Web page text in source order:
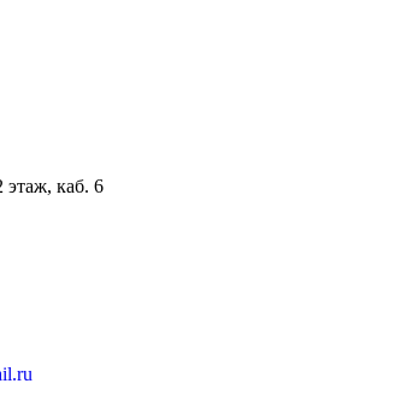
этаж, каб. 6